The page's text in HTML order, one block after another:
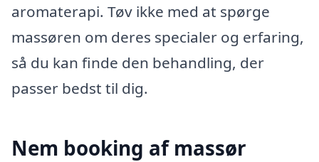
aromaterapi. Tøv ikke med at spørge
massøren om deres specialer og erfaring,
så du kan finde den behandling, der
passer bedst til dig.
Nem booking af massør